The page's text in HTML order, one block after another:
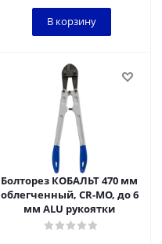
В корзину
Болторез КОБАЛЬТ 470 мм
облегченный, CR-MO, до 6
мм ALU рукоятки